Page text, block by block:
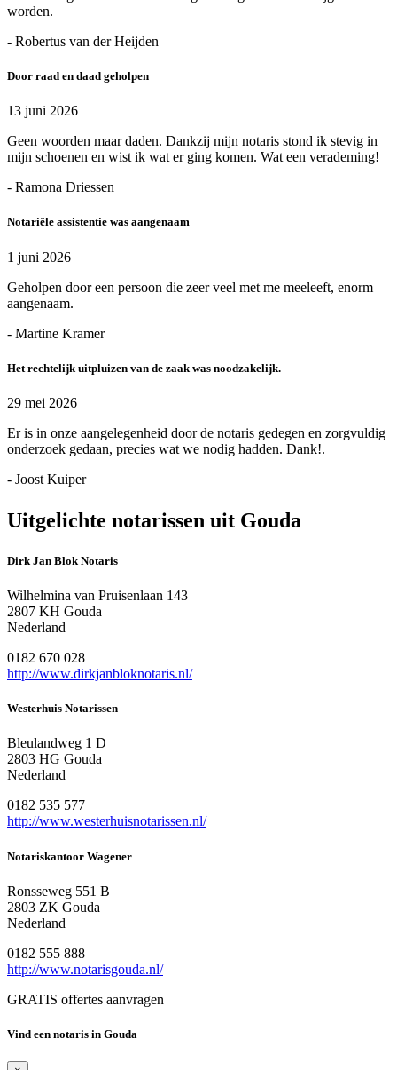
worden.
- Robertus van der Heijden
Door raad en daad geholpen
13 juni 2026
Geen woorden maar daden. Dankzij mijn notaris stond ik stevig in
mijn schoenen en wist ik wat er ging komen. Wat een verademing!
- Ramona Driessen
Notariële assistentie was aangenaam
1 juni 2026
Geholpen door een persoon die zeer veel met me meeleeft, enorm
aangenaam.
- Martine Kramer
Het rechtelijk uitpluizen van de zaak was noodzakelijk.
29 mei 2026
Er is in onze aangelegenheid door de notaris gedegen en zorgvuldig
onderzoek gedaan, precies wat we nodig hadden. Dank!.
- Joost Kuiper
Uitgelichte notarissen uit Gouda
Dirk Jan Blok Notaris
Wilhelmina van Pruisenlaan 143
2807 KH Gouda
Nederland
0182 670 028
http://www.dirkjanbloknotaris.nl/
Westerhuis Notarissen
Bleulandweg 1 D
2803 HG Gouda
Nederland
0182 535 577
http://www.westerhuisnotarissen.nl/
Notariskantoor Wagener
Ronsseweg 551 B
2803 ZK Gouda
Nederland
0182 555 888
http://www.notarisgouda.nl/
GRATIS offertes aanvragen
Vind een notaris in Gouda